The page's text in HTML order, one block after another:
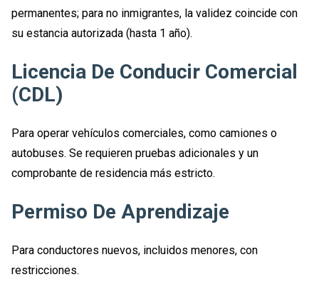
permanentes; para no inmigrantes, la validez coincide con
su estancia autorizada (hasta 1 año).
Licencia De Conducir Comercial
(CDL)
Para operar vehículos comerciales, como camiones o
autobuses. Se requieren pruebas adicionales y un
comprobante de residencia más estricto.
Permiso De Aprendizaje
Para conductores nuevos, incluidos menores, con
restricciones.